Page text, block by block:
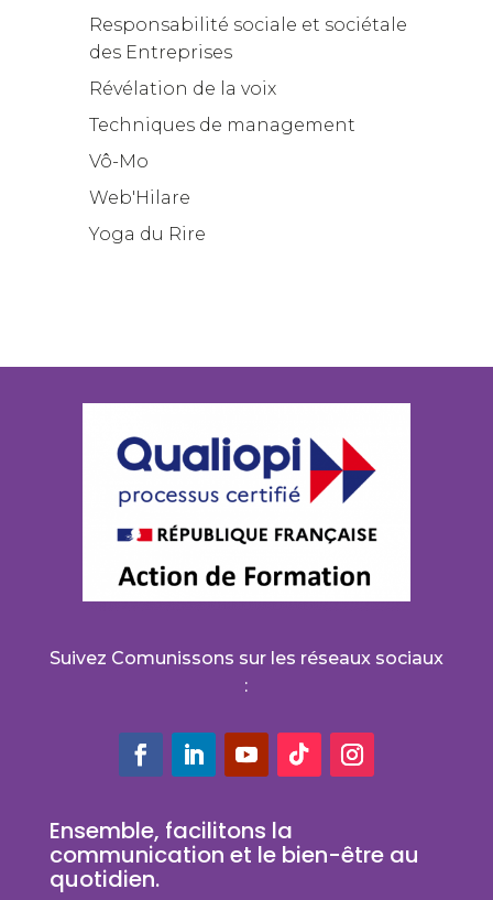
Responsabilité sociale et sociétale
des Entreprises
Révélation de la voix
Techniques de management
Vô-Mo
Web'Hilare
Yoga du Rire
Suivez Comunissons sur les réseaux sociaux
:
Ensemble, facilitons la
communication et le bien-être au
quotidien.